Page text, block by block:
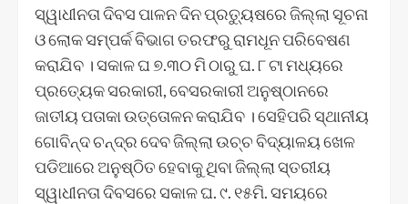
ସ୍ୱାଧୀନତା ଦିବସ ପାଳନ ଦିନ ପ୍ରତ୍ୟୁଷରେ ଜିଲ୍ଲା ସୂଚନା
ଓ ଲୋକ ସମ୍ପର୍କ ବିଭାଗ ତରଫରୁ ରାମଧୂନ ପରିବେଷଣ
କରାଯିବ । ସକାଳ ଘ ୭.୩୦ ମି ଠାରୁ ଘ. ୮ ଟା ମଧ୍ୟରେ
ପ୍ରତ୍ୟେକ ସରକାରୀ, ବେସରକାରୀ ଅନୁଷ୍ଠାନରେ
ଜାତୀୟ ପତାକା ଉତ୍ତୋଳନ କରାଯିବ । ସେହିପରି ସ୍ଥାନୀୟ
ଗୋବିନ୍ଦ ଚନ୍ଦ୍ର ଦେବ ଜିଲ୍ଲା ଉଚ୍ଚ ବିଦ୍ୟାଳୟ ଖେଳ
ପଡିଆରେ ଅନୁଷ୍ଠିତ ହେବାକୁ ଥିବା ଜିଲ୍ଲା ସ୍ତରୀୟ
ସ୍ୱାଧୀନତା ଦିବସରେ ସକାଳ ଘ. ୯. ୧୫ମି. ସମୟରେ